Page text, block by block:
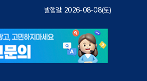
발행일: 2026-08-08(토)